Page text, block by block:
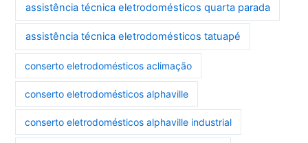
assistência técnica eletrodomésticos quarta parada
assistência técnica eletrodomésticos tatuapé
conserto eletrodomésticos aclimação
conserto eletrodomésticos alphaville
conserto eletrodomésticos alphaville industrial